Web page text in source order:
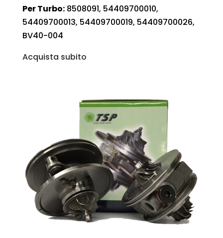
Per Turbo:8508091, 54409700010,
54409700013, 54409700019, 54409700026,
BV40-004
Acquista subito